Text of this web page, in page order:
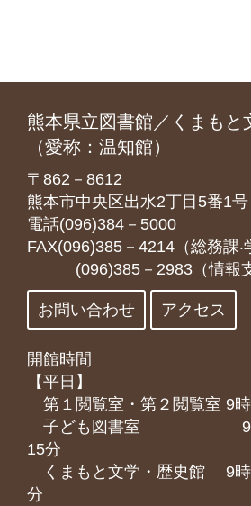
熊本県立図書館／くまもと
（愛称：温知館）
〒862－8612
熊本市中央区出水2丁目5番1号
電話(096)384－5000
FAX(096)385－4214（総務課‧
(096)385－2983（情報支
お問い合わせ アクセス
開館時間
【平日】
第１閲覧室・第２閲覧室 9
子ども図書室 9時
15分
くまもと⽂学・歴史館 9時
分